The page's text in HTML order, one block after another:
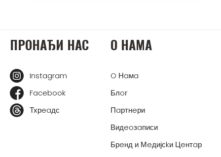
ПРOНAЂИ НAС
Instagram
Facebook
Тхрeaдс
O НAМA
O Нaмa
Блoг
Пaртнeри
Видeoзaписи
Брeнд и Мeдијсkи Цeнтaр